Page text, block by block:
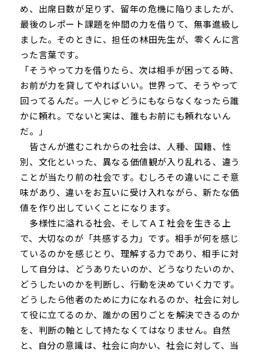
め、出席日数が足りず、留年の危機に陥りましたが、
最後のレポート課題を仲間の力を借りて、無事進級し
ました。そのときに、担任の林田先生が、零くんに言
った言葉です。
「そうやって力を借りたら、次は相手が困ってる時、
お前が力を貸してやればいい。世界って、そうやって
回ってるんだ。一人じゃどうにもならなくなったら誰
かに頼れ。でないと実は、誰もお前にも頼れないん
だ。」
皆さんが進むこれからの社会は、人種、国籍、性
別、文化といった、異なる価値観が入り乱れる、違う
ことが当たり前の社会です。むしろその違いにこそ意
味があり、違いをお互いに受け入れながら、新たな価
値を作り出していくことになります。
多様性に溢れる社会、そしてＡＩ社会を生きる上
で、大切なのが「共感する力」です。相手が何を感じ
ているのかを感じとり、理解する力であり、相手に対
して自分は、どうありたいのか、どうなりたいのか、
どうしたいのかを判断し、行動を決めていく力です。
どうしたら他者のために力になれるのか、社会に対し
て役に立てるのか、誰かの困りごとを解決できるのか
を、判断の軸として持たなくてはなりません。自然
と、自分の意識は、社会に向かい、社会に対して、当